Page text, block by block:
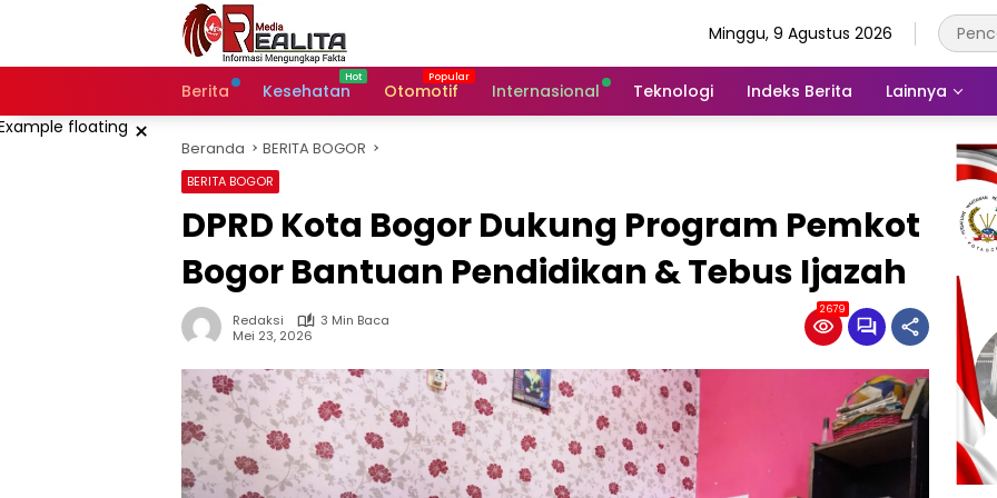
Minggu, 9 Agustus 2026
Berita Kesehatan Otomotif Internasional Teknologi Indeks Berita Lainnya
× Beranda BERITA BOGOR
BERITA BOGOR
DPRD Kota Bogor Dukung Program Pemkot
Bogor Bantuan Pendidikan & Tebus Ijazah
Redaksi
3 Min Baca
Mei 23, 2026
2679